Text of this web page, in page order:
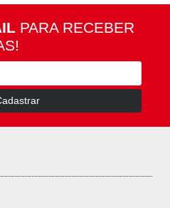
PARA RECEBER